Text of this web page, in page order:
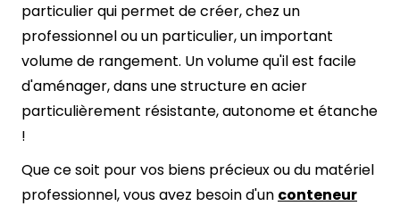
particulier qui permet de créer, chez un
professionnel ou un particulier, un important
volume de rangement. Un volume qu'il est facile
d'aménager, dans une structure en acier
particulièrement résistante, autonome et étanche
!
Que ce soit pour vos biens précieux ou du matériel
professionnel, vous avez besoin d'un conteneur